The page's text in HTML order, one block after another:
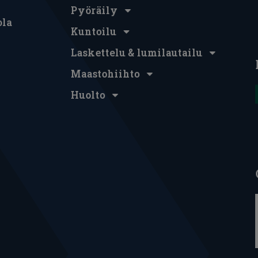
Pyöräily
Kuntoilu
Laskettelu & lumilautailu
Maastohiihto
Huolto